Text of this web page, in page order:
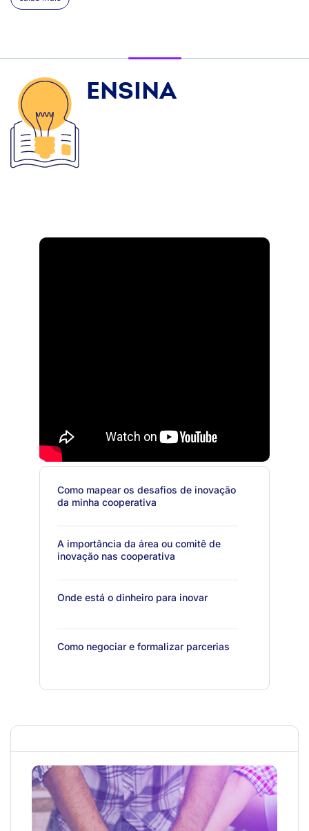
ENSINA
Como mapear os desafios de inovação
da minha cooperativa
A importância da área ou comitê de
inovação nas cooperativa
Onde está o dinheiro para inovar
Como negociar e formalizar parcerias
fomento
InovaCoop Videocast: reinvenção,
capacitação e inovação na Coopresa,
com Lívia Maria